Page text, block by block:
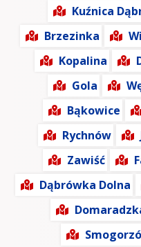
Kuźnica
Brzezinka
Kopalina
Gola
Bąkowice
Rychnów
Zawiść
Dąbrówka Dolna